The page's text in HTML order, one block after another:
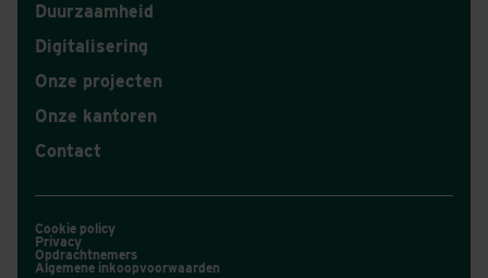
Duurzaamheid
Digitalisering
Onze projecten
Onze kantoren
Contact
Cookie policy
Privacy
Opdrachtnemers
Algemene inkoopvoorwaarden